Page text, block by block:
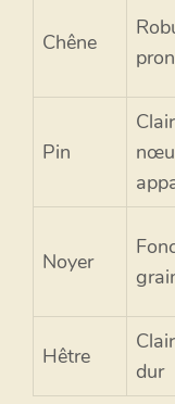
Chêne
Pin
Noyer
Hêtre
dur